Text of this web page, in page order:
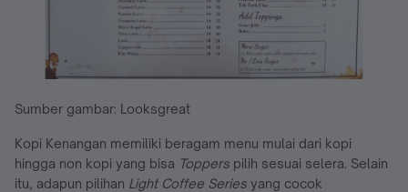
Sumber gambar: Looksgreat
Kopi Kenangan memiliki beragam menu mulai dari kopi
hingga non kopi yang bisa Toppers pilih sesuai selera. Selain
itu, adapun pilihan Light Coffee Series yang cocok